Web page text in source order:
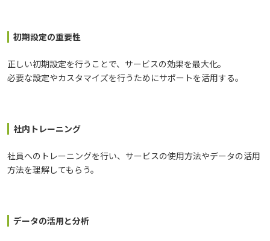
初期設定の重要性
正しい初期設定を行うことで、サービスの効果を最大化。
必要な設定やカスタマイズを行うためにサポートを活用する。
社内トレーニング
社員へのトレーニングを行い、サービスの使用方法やデータの活用
方法を理解してもらう。
データの活用と分析